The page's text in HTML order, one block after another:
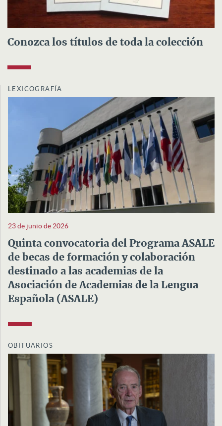
Conozca los títulos de toda la colección
LEXICOGRAFÍA
23 de junio de 2026
Quinta convocatoria del Programa ASALE
de becas de formación y colaboración
destinado a las academias de la
Asociación de Academias de la Lengua
Española (ASALE)
OBITUARIOS